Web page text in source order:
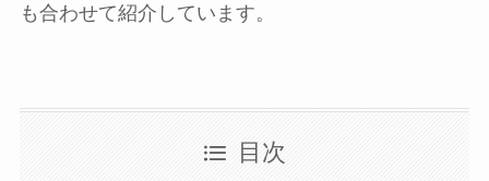
も合わせて紹介しています。
目次